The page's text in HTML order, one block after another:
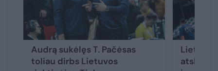
Audrą sukėlęs T. Pačėsas
toliau dirbs Lietuvos